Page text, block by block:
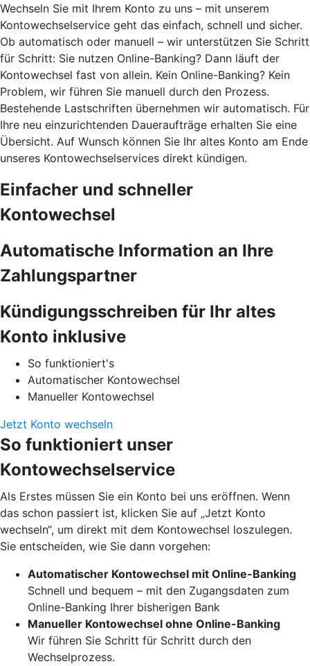
Wechseln Sie mit Ihrem Konto zu uns – mit unserem
Kontowechselservice geht das einfach, schnell und sicher.
Ob automatisch oder manuell – wir unterstützen Sie Schritt
für Schritt: Sie nutzen Online-Banking? Dann läuft der
Kontowechsel fast von allein. Kein Online-Banking? Kein
Problem, wir führen Sie manuell durch den Prozess.
Bestehende Lastschriften übernehmen wir automatisch. Für
Ihre neu einzurichtenden Daueraufträge erhalten Sie eine
Übersicht. Auf Wunsch können Sie Ihr altes Konto am Ende
unseres Kontowechselservices direkt kündigen.
Einfacher und schneller
Kontowechsel
Automatische Information an Ihre
Zahlungspartner
Kündigungsschreiben für Ihr altes
Konto inklusive
So funktioniert's
Automatischer Kontowechsel
Manueller Kontowechsel
Jetzt Konto wechseln
So funktioniert unser
Kontowechselservice
Als Erstes müssen Sie ein Konto bei uns eröffnen. Wenn
das schon passiert ist, klicken Sie auf „Jetzt Konto
wechseln“, um direkt mit dem Kontowechsel loszulegen.
Sie entscheiden, wie Sie dann vorgehen:
Automatischer Kontowechsel mit Online-Banking
Schnell und bequem – mit den Zugangsdaten zum
Online-Banking Ihrer bisherigen Bank
Manueller Kontowechsel ohne Online-Banking
Wir führen Sie Schritt für Schritt durch den
Wechselprozess.